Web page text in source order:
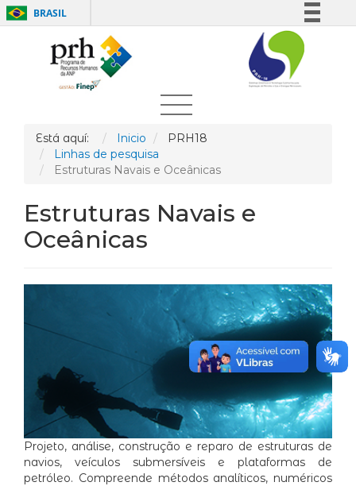
BRASIL
Simplifique!
Comunica BR
Participe
Está aquí: Inicio
PRH18
Linhas de pesquisa
Estruturas Navais e Oceânicas
Estruturas Navais e
Oceânicas
Projeto, análise, construção e reparo de estruturas de
navios, veículos submersíveis e plataformas de
petróleo. Compreende métodos analíticos, numéricos